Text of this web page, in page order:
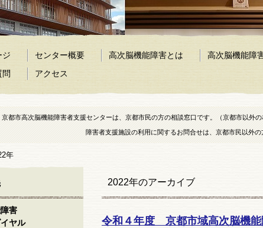
京都市高次脳機能障害者支援センターは、京都市民の方の相談窓口です。（京都市以外
障害者支援施設の利用に関するお問合せは、京都市民以外
ジ センター概要 高次脳機能障害とは 高次脳機能障
問
アクセス
年
2022年のアーカイブ
令和４年度 京都市域高次脳機能
害
ヤル